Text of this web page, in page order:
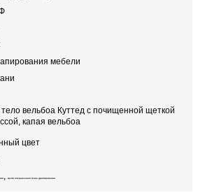
мебели
вельбоа Куттед с почищенной щеткой
капая вельбоа
цвет
, мулти покрашенная ткань драпирования